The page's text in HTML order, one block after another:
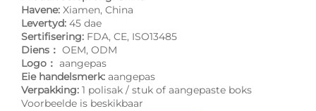
Havene: Xiamen, China
Levertyd: 45 dae
Sertifisering: FDA, CE, ISO13485
Diens： OEM, ODM
Logo： aangepas
Eie handelsmerk: aangepas
Verpakking: 1 polisak / stuk of aangepaste boks
Voorbeelde is beskikbaar